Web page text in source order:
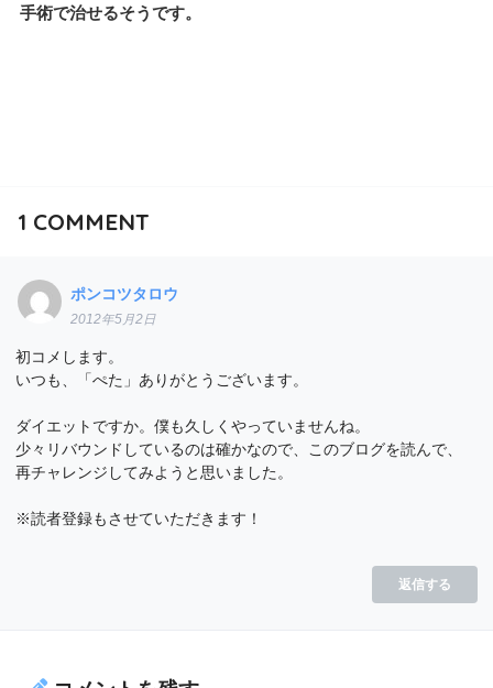
手術で治せるそうです。
1 COMMENT
ポンコツタロウ
2012年5月2日
初コメします。
いつも、「ぺた」ありがとうございます。
ダイエットですか。僕も久しくやっていませんね。
少々リバウンドしているのは確かなので、このブログを読んで、
再チャレンジしてみようと思いました。
※読者登録もさせていただきます！
返信する